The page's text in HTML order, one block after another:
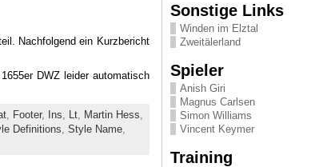
Nachfolgend ein Kurzbericht
DWZ leider automatisch
, Footer, Ins Lt, Martin Hess
Definitions Style Name,
Sonstige Links
Winden im Elztal
Zweitälerland
Spieler
Anish Giri
Magnus Carlsen
Simon Williams
Vincent Keymer
Training